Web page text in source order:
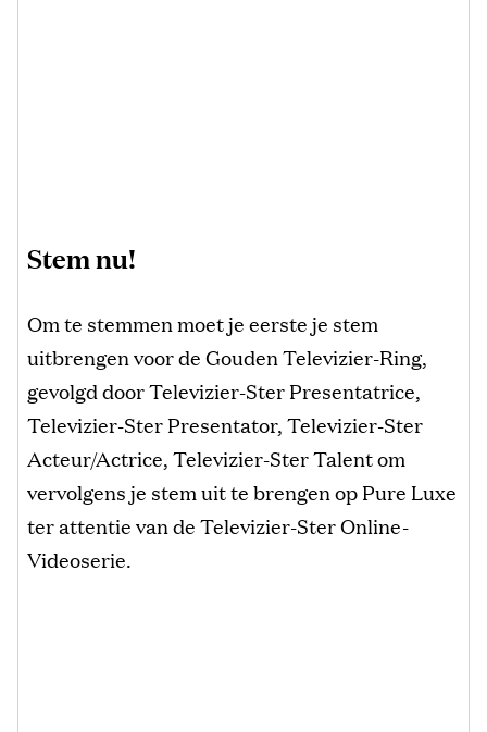
Stem nu!
Om te stemmen moet je eerste je stem
uitbrengen voor de Gouden Televizier-Ring,
gevolgd door Televizier-Ster Presentatrice,
Televizier-Ster Presentator, Televizier-Ster
Acteur/Actrice, Televizier-Ster Talent om
vervolgens je stem uit te brengen op Pure Luxe
ter attentie van de Televizier-Ster Online-
Videoserie.